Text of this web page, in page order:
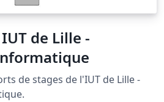
de Lille -
de stages de l'IUT de Lille -